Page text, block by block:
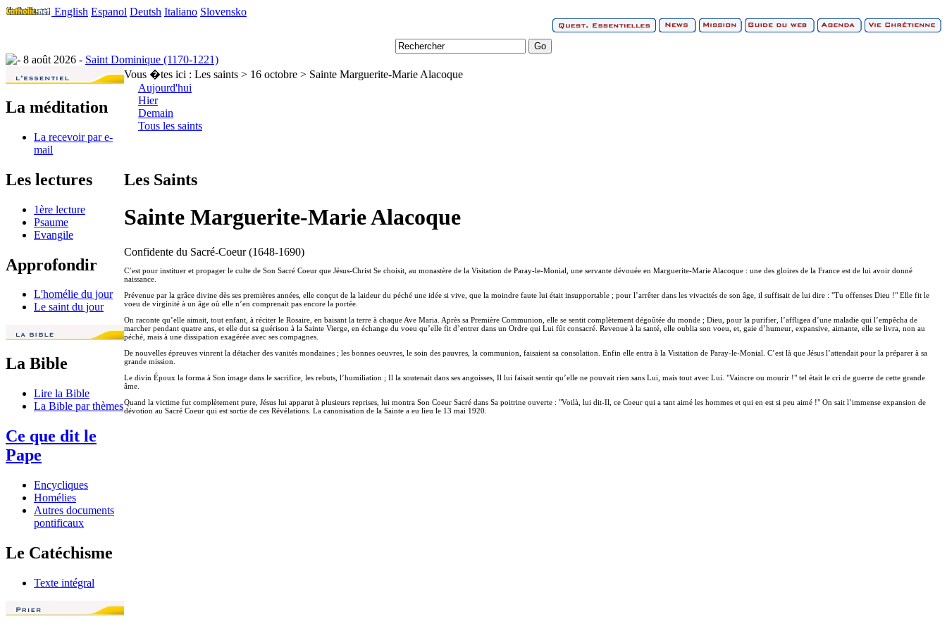
English Espanol Deutsh Italiano Slovensko
8 août 2026 - Saint Dominique (1170-1221)
La méditation
La recevoir par e-
mail
Les lectures
1ère lecture
Psaume
Evangile
Approfondir
L'homélie du jour
Le saint du jour
La Bible
Lire la Bible
La Bible par thèmes
Ce que dit le
Pape
Encycliques
Homélies
Autres documents
pontificaux
Le Catéchisme
Texte intégral
Vous �tes ici : Les saints > 16 octobre > Sainte Marguerite-Marie Alacoque
Aujourd'hui
Hier
Demain
Tous les saints
Les Saints
Sainte Marguerite-Marie Alacoque
Confidente du Sacré-Coeur (1648-1690)
C’est pour instituer et propager le culte de Son Sacré Coeur que Jésus-Christ Se choisit, au monastère de la Visitation de Paray-le-Monial, une servante dévouée en Marguerite-Marie Alacoque : une des gloires de la France est de lui avoir donné
naissance.
Prévenue par la grâce divine dès ses premières années, elle conçut de la laideur du péché une idée si vive, que la moindre faute lui était insupportable ; pour l’arrêter dans les vivacités de son âge, il suffisait de lui dire : "Tu offenses Dieu !" Elle fit le
voeu de virginité à un âge où elle n’en comprenait pas encore la portée.
On raconte qu’elle aimait, tout enfant, à réciter le Rosaire, en baisant la terre à chaque Ave Maria. Après sa Première Communion, elle se sentit complètement dégoûtée du monde ; Dieu, pour la purifier, l’affligea d’une maladie qui l’empêcha de
marcher pendant quatre ans, et elle dut sa guérison à la Sainte Vierge, en échange du voeu qu’elle fit d’entrer dans un Ordre qui Lui fût consacré. Revenue à la santé, elle oublia son voeu, et, gaie d’humeur, expansive, aimante, elle se livra, non au
péché, mais à une dissipation exagérée avec ses compagnes.
De nouvelles épreuves vinrent la détacher des vanités mondaines ; les bonnes oeuvres, le soin des pauvres, la communion, faisaient sa consolation. Enfin elle entra à la Visitation de Paray-le-Monial. C’est là que Jésus l’attendait pour la préparer à sa
grande mission.
Le divin Époux la forma à Son image dans le sacrifice, les rebuts, l’humiliation ; Il la soutenait dans ses angoisses, Il lui faisait sentir qu’elle ne pouvait rien sans Lui, mais tout avec Lui. "Vaincre ou mourir !" tel était le cri de guerre de cette grande
âme.
Quand la victime fut complètement pure, Jésus lui apparut à plusieurs reprises, lui montra Son Coeur Sacré dans Sa poitrine ouverte : "Voilà, lui dit-Il, ce Coeur qui a tant aimé les hommes et qui en est si peu aimé !" On sait l’immense expansion de
dévotion au Sacré Coeur qui est sortie de ces Révélations. La canonisation de la Sainte a eu lieu le 13 mai 1920.